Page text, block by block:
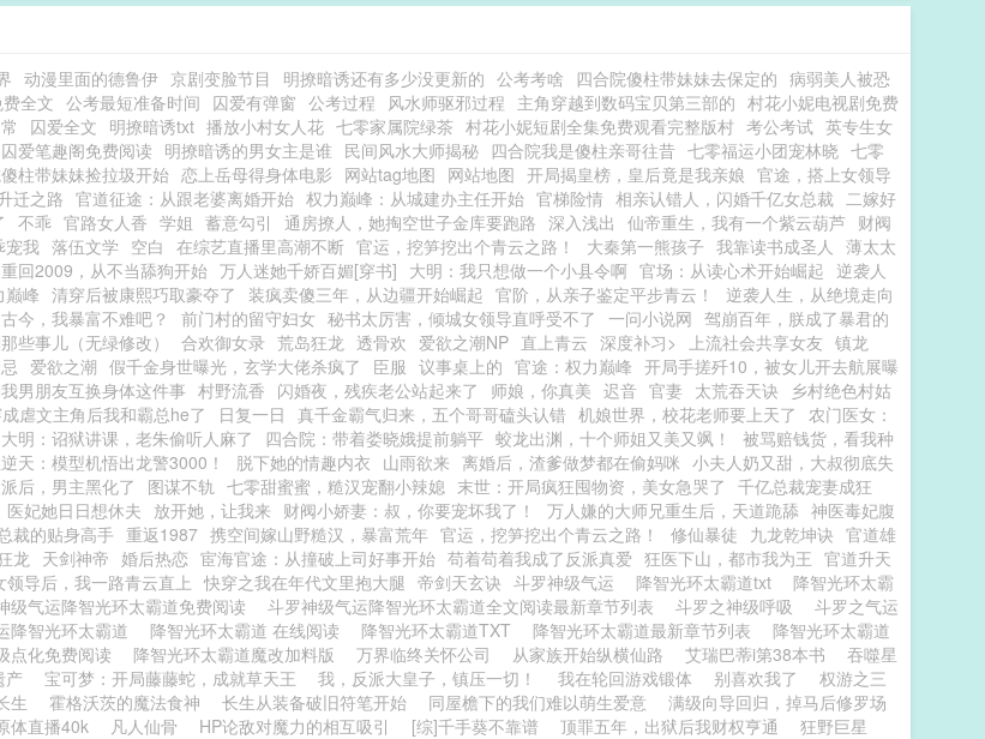
动漫里面的德鲁伊 京剧变脸节目 明撩暗诱还有多少没更新的 公考考啥 四合院傻柱带妹妹去保定的 病弱美人被恐
全文 公考最短准备时间 囚爱有弹窗 公考过程 风水师驱邪过程 主角穿越到数码宝贝第三部的 村花小妮电视剧免费
囚爱全文 明撩暗诱txt 播放小村女人花 七零家属院绿茶 村花小妮短剧全集免费观看完整版村 考公考试 英专生女
囚爱笔趣阁免费阅读 明撩暗诱的男女主是谁 民间风水大师揭秘 四合院我是傻柱亲哥往昔 七零福运小团宠林晓 七零
柱带妹妹捡拉圾开始 恋上岳母得身体电影 网站tag地图 网站地图 开局揭皇榜，皇后竟是我亲娘 官途，搭上女领导
迁之路 官道征途：从跟老婆离婚开始 权力巅峰：从城建办主任开始 官梯险情 相亲认错人，闪婚千亿女总裁 二嫁好
不乖 官路女人香 学姐 蓄意勾引 通房撩人，她掏空世子金库要跑路 深入浅出 仙帝重生，我有一个紫云葫芦 财阀
宠我 落伍文学 空白 在综艺直播里高潮不断 官运，挖笋挖出个青云之路！ 大秦第一熊孩子 我靠读书成圣人 薄太太
重回2009，从不当舔狗开始 万人迷她千娇百媚[穿书] 大明：我只想做一个小县令啊 官场：从读心术开始崛起 逆袭人
巅峰 清穿后被康熙巧取豪夺了 装疯卖傻三年，从边疆开始崛起 官阶，从亲子鉴定平步青云！
逆袭人生，从绝境走向
今，我暴富不难吧？ 前门村的留守妇女 秘书太厉害，倾城女领导直呼受不了 一问小说网 驾崩百年，朕成了暴君的
些事儿（无绿修改） 合欢御女录 荒岛狂龙 透骨欢 爱欲之潮NP 直上青云 深度补习> 上流社会共享女友 镇龙
爱欲之潮 假千金身世曝光，玄学大佬杀疯了 臣服 议事桌上的 官途：权力巅峰 开局手搓歼10，被女儿开去航展曝
男朋友互换身体这件事 村野流香 闪婚夜，残疾老公站起来了 师娘，你真美 迟音 官妻 太荒吞天诀
乡村绝色村姑
虐文主角后我和霸总he了 日复一日 真千金霸气归来，五个哥哥磕头认错 机娘世界，校花老师要上天了 农门医女：
大明：诏狱讲课，老朱偷听人麻了 四合院：带着娄晓娥提前躺平 蛟龙出渊，十个师姐又美又飒！
被骂赔钱货，看我种
天：模型机悟出龙警3000！ 脱下她的情趣内衣 山雨欲来 离婚后，渣爹做梦都在偷妈咪 小夫人奶又甜，大叔彻底失
后，男主黑化了 图谋不轨 七零甜蜜蜜，糙汉宠翻小辣媳 末世：开局疯狂囤物资，美女急哭了 千亿总裁宠妻成狂
医妃她日日想休夫 放开她，让我来 财阀小娇妻：叔，你要宠坏我了！ 万人嫌的大师兄重生后，天道跪舔 神医毒妃腹
裁的贴身高手 重返1987 携空间嫁山野糙汉，暴富荒年 官运，挖笋挖出个青云之路！ 修仙暴徒 九龙乾坤诀 官道雄
龙 天剑神帝 婚后热恋 宦海官途：从撞破上司好事开始 苟着苟着我成了反派真爱 狂医下山，都市我为王 官道升天
领导后，我一路青云直上 快穿之我在年代文里抱大腿 帝剑天玄诀 斗罗神级气运 降智光环太霸道txt
降智光环太霸
级气运降智光环太霸道免费阅读 斗罗神级气运降智光环太霸道全文阅读最新章节列表 斗罗之神级呼吸
斗罗之气运
降智光环太霸道 降智光环太霸道 在线阅读 降智光环太霸道TXT 降智光环太霸道最新章节列表
降智光环太霸道
点化免费阅读 降智光环太霸道魔改加料版 万界临终关怀公司 从家族开始纵横仙路 艾瑞巴蒂i第38本书
吞噬星
产
宝可梦：开局藤藤蛇，成就草天王 我，反派大皇子，镇压一切！ 我在轮回游戏锻体 别喜欢我了
权游之三
生 霍格沃茨的魔法食神 长生从装备破旧符笔开始 同屋檐下的我们难以萌生爱意
满级向导回归，掉马后修罗场
体直播40k 凡人仙骨 HP论敌对魔力的相互吸引 [综]千手葵不靠谱 顶罪五年，出狱后我财权亨通 狂野巨星